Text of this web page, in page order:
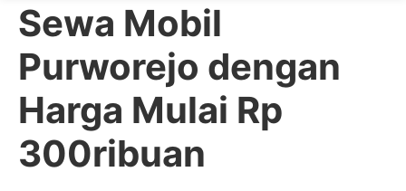
Sewa Mobil
Purworejo dengan
Harga Mulai Rp
300ribuan